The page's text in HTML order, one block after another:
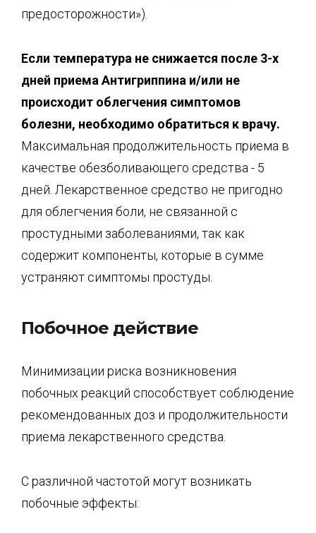
предосторожности»).
Если температура не снижается после 3-х
дней приема Антигриппина и/или не
происходит облегчения симптомов
болезни, необходимо обратиться к врачу.
Максимальная продолжительность приема в
качестве обезболивающего средства - 5
дней. Лекарственное средство не пригодно
для облегчения боли, не связанной с
простудными заболеваниями, так как
содержит компоненты, которые в сумме
устраняют симптомы простуды.
Побочное действие
Минимизации риска возникновения
побочных реакций способствует соблюдение
рекомендованных доз и продолжительности
приема лекарственного средства.
С различной частотой могут возникать
побочные эффекты: